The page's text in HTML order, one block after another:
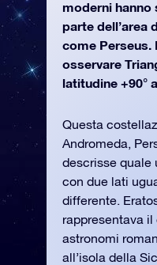
moderni hanno
parte dell’area
come Perseus.
osservare
latitudine +90°
Questa
Andromeda,
descrisse quale
con due lati
differente.
rappresentava
astronomi
all’isola della